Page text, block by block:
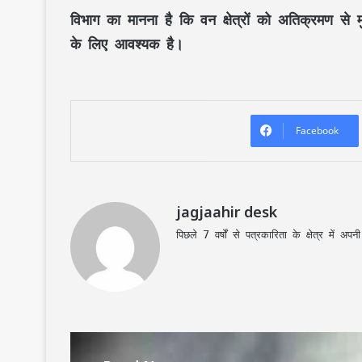
विभाग का मानना है कि वन क्षेत्रों को अतिक्रमण से
के लिए आवश्यक है।
Facebook
jagjaahir desk
पिछले 7 वर्षों से पत्रकारिता के क्षेत्र में